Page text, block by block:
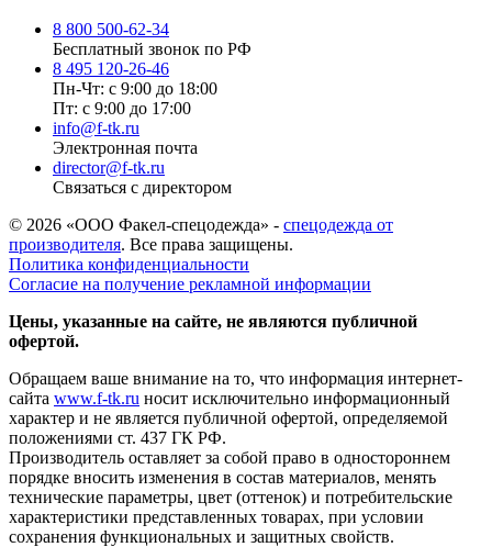
8 800 500-62-34
Бесплатный звонок по РФ
8 495 120-26-46
Пн-Чт: с 9:00 до 18:00
Пт: с 9:00 до 17:00
info@f-tk.ru
Электронная почта
director@f-tk.ru
Связаться с директором
© 2026 «ООО Факел-спецодежда» - спецодежда от
производителя. Все права защищены.
Политика конфиденциальности
Согласие на получение рекламной информации
Цены, указанные на сайте, не являются публичной
офертой.
Обращаем ваше внимание на то, что информация интернет-
сайта www.f-tk.ru носит исключительно информационный
характер и не является публичной офертой, определяемой
положениями ст. 437 ГК РФ.
Производитель оставляет за собой право в одностороннем
порядке вносить изменения в состав материалов, менять
технические параметры, цвет (оттенок) и потребительские
характеристики представленных товарах, при условии
сохранения функциональных и защитных свойств.